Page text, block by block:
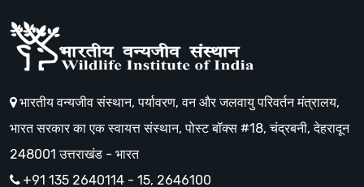
भारतीय वन्यजीव संस्थान, पर्यावरण, वन और जलवायु परिवर्तन मंत्रालय,
भारत सरकार का एक स्वायत्त संस्थान, पोस्ट बॉक्स #18, चंद्रबनी, देहरादून
248001 उत्तराखंड - भारत
+91 135 2640114 - 15, 2646100